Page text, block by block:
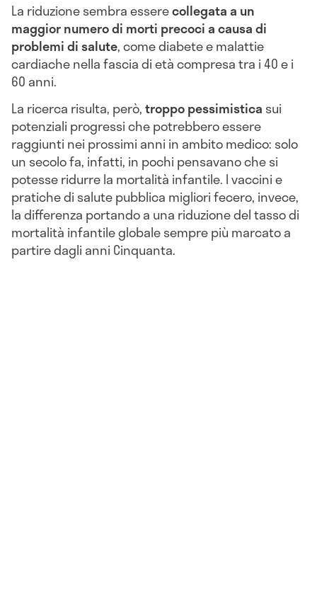
La riduzione sembra esserecollegata a un
maggior numero di morti precoci a causa di
problemi di salute, come diabete e malattie
cardiache nella fascia di età compresa tra i 40 e i
60 anni.
La ricerca risulta, però,troppo pessimistica sui
potenziali progressi che potrebbero essere
raggiunti nei prossimi anni in ambito medico: solo
un secolo fa, infatti, in pochi pensavano che si
potesse ridurre la mortalità infantile. I vaccini e
pratiche di salute pubblica migliori fecero, invece,
la differenza portando a una riduzione del tasso di
mortalità infantile globale sempre più marcato a
partire dagli anni Cinquanta.